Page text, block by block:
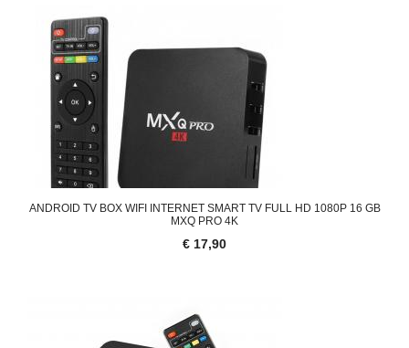
ANDROID TV BOX WIFI INTERNET SMART TV FULL HD 1080P 16 GB
MXQ PRO 4K
€ 17,90